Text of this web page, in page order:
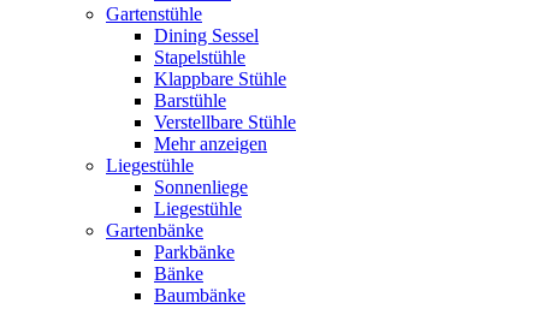
Gartenstühle
Dining Sessel
Stapelstühle
Klappbare Stühle
Barstühle
Verstellbare Stühle
Mehr anzeigen
Liegestühle
Sonnenliege
Liegestühle
Gartenbänke
Parkbänke
Bänke
Baumbänke